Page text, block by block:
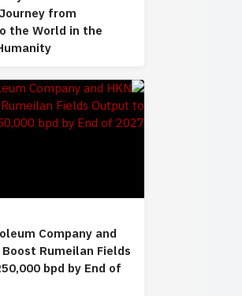
from
the World in the
Company and
Boost Rumeilan Fields
bpd by End of